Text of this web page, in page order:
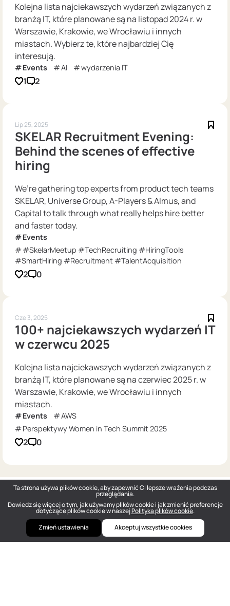
Kolejna lista najciekawszych wydarzeń związanych z
branżą IT, które planowane są na listopad 2024 r. w
Warszawie, Krakowie, we Wrocławiu i innych
miastach. Wybierz te, które najbardziej Cię
interesują.
Events AI wydarzenia IT
1 2
Lip 25, 2025
SKELAR Recruitment Evening:
Behind the scenes of effective
hiring
We’re gathering top experts from product tech teams
SKELAR, Universe Group, A-Players & Almus, and
Capital to talk through what really helps hire better
and faster today.
Events
#SkelarMeetup #TechRecruiting #HiringTools
#SmartHiring #Recruitment #TalentAcquisition
2 0
Cze 3, 2025
100+ najciekawszych wydarzeń IT
w czerwcu 2025
Kolejna lista najciekawszych wydarzeń związanych z
branżą IT, które planowane są na czerwiec 2025 r. w
Warszawie, Krakowie, we Wrocławiu i innych
miastach.
Events
AWS
Perspektywy Women in Tech Summit 2025
2 0
Ta strona używa plików cookie, aby zapewnić Ci lepsze wrażenia podczas
przeglądania.
Dowiedz się więcej o tym, jak używamy plików cookie i jak zmienić preferencje
dotyczące plików cookie w naszejPolityka plików cookie.
Zmień ustawienia
Akceptuj wszystkie cookies